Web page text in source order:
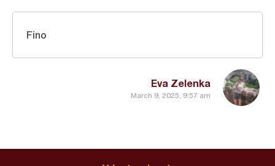
Eva Zelenka
March 9, 2025, 9:57 am
Fino